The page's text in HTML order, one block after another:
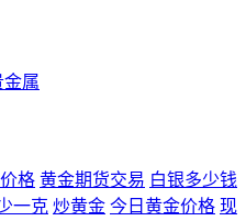
金属
格 黄金期货交易 白银多少钱
一克 炒黄金 今日黄金价格 现